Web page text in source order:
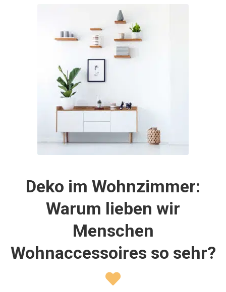
Deko im Wohnzimmer:
Warum lieben wir
Menschen
Wohnaccessoires so sehr?